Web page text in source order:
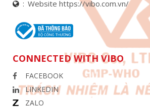
Website https://vibo.com.vn/
CONNECTED WITH VIBO
FACEBOOK
LINKEDIN
ZALO